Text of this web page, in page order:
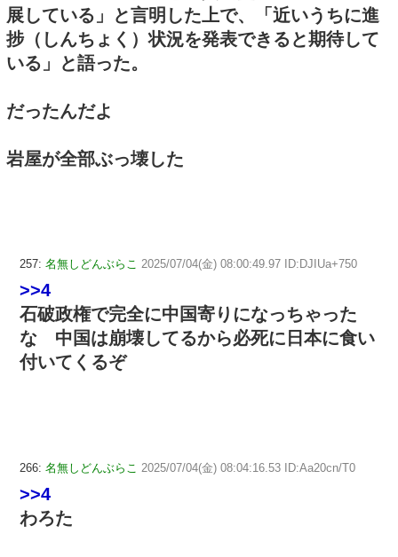
展している」と言明した上で、「近いうちに進
捗（しんちょく）状況を発表できると期待して
いる」と語った。
だったんだよ
岩屋が全部ぶっ壊した
257: 名無しどんぶらこ 2025/07/04(金) 08:00:49.97 ID:DJIUa+750
>>4
石破政権で完全に中国寄りになっちゃった
な 中国は崩壊してるから必死に日本に食い
付いてくるぞ
266: 名無しどんぶらこ 2025/07/04(金) 08:04:16.53 ID:Aa20cn/T0
>>4
わろた